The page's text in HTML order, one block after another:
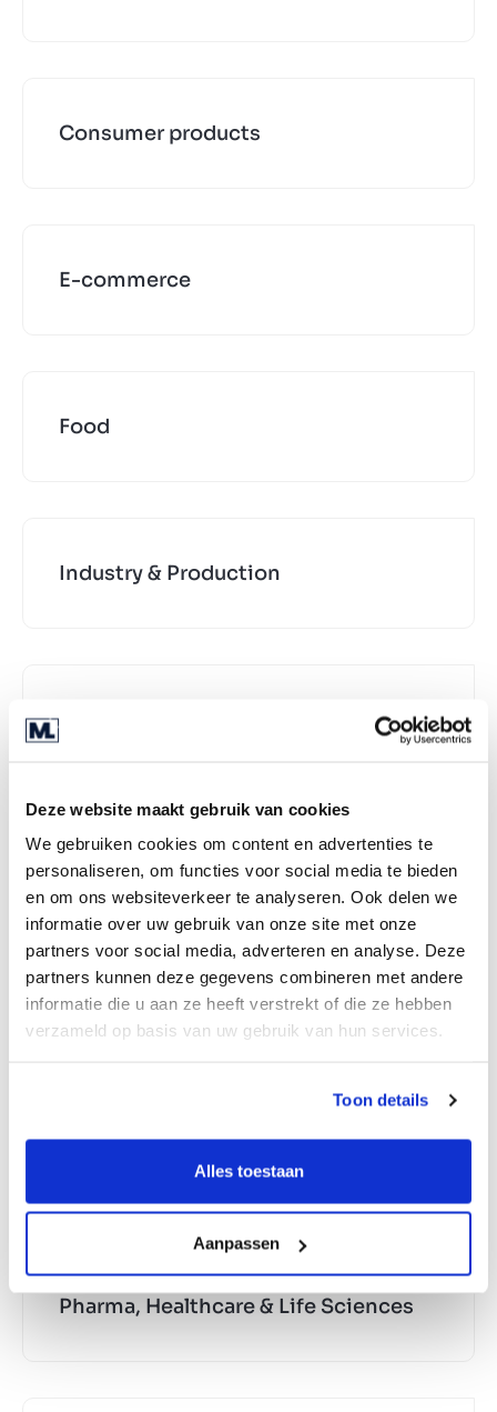
Deze website maakt gebruik van cookies
We gebruiken cookies om content en advertenties te
personaliseren, om functies voor social media te bieden
en om ons websiteverkeer te analyseren. Ook delen we
informatie over uw gebruik van onze site met onze
partners voor social media, adverteren en analyse. Deze
partners kunnen deze gegevens combineren met andere
informatie die u aan ze heeft verstrekt of die ze hebben
verzameld op basis van uw gebruik van hun services.
Toon details
Alles toestaan
Aanpassen
Consumer products
E-commerce
Food
Industry & Production
Leisure
Media, advertising &
communication
Pharma, Healthcare & Life Sciences